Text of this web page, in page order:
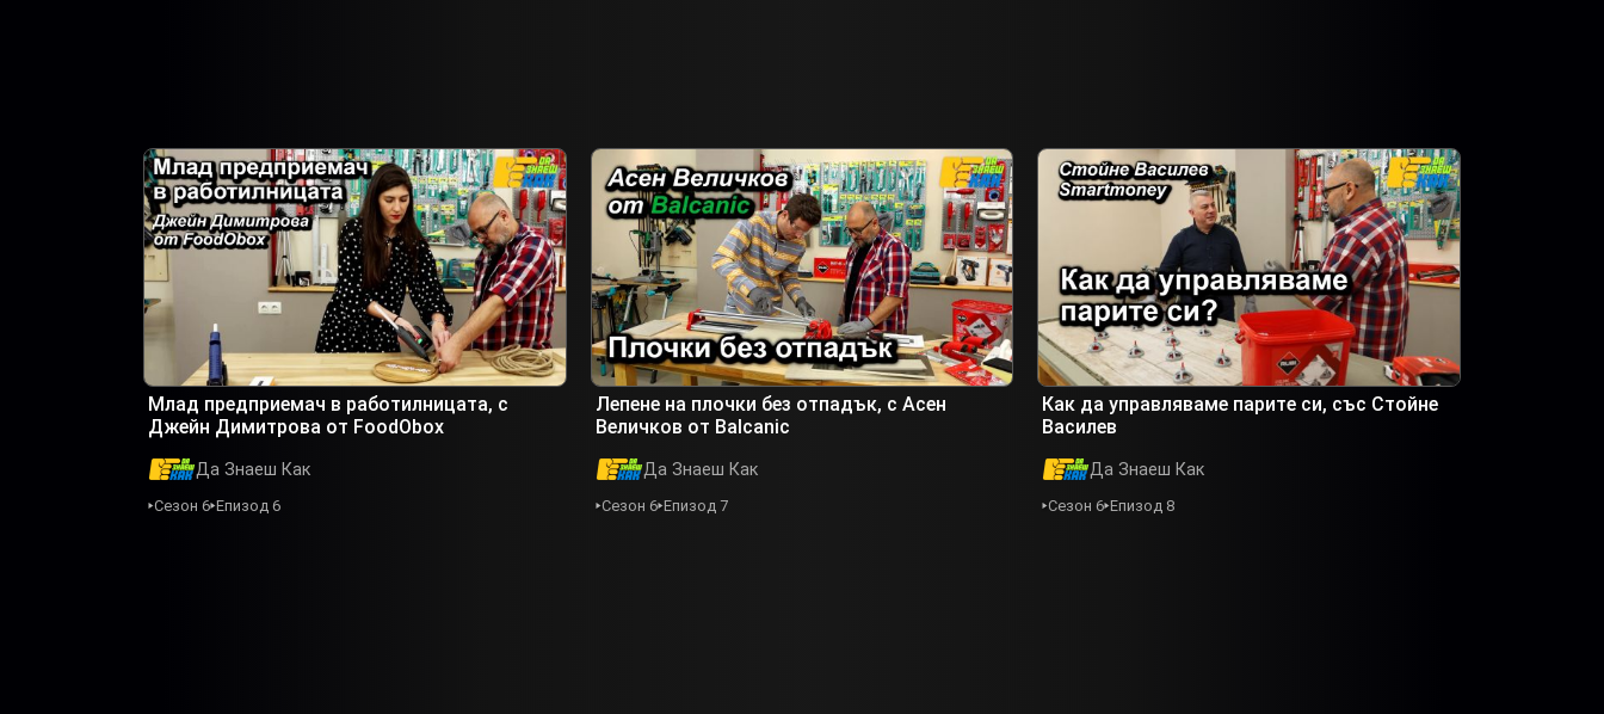
Млад предприемач в работилницата, с
Джейн Димитрова от FoodObox
Да Знаеш Как
Сезон 6 Епизод 6
Лепене на плочки без отпадък, с Асен
Величков от Balcanic
Да Знаеш Как
Сезон 6 Епизод 7
Как да управляваме парите си, със Стойне
Василев
Да Знаеш Как
Сезон 6 Епизод 8